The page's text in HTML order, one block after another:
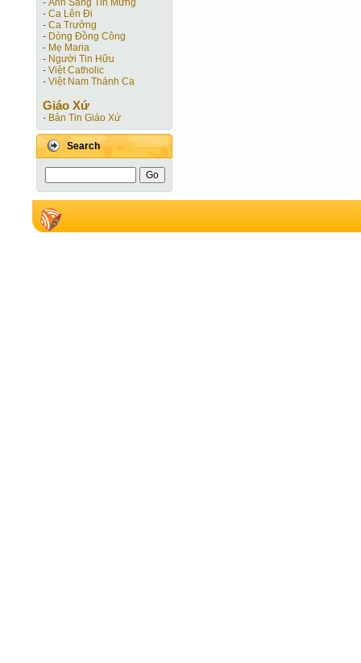
- Ánh Sáng Tin Mừng
- Ca Lên Đi
- Ca Trưởng
- Dòng Đồng Công
- Mẹ Maria
- Người Tin Hữu
- Việt Catholic
- Việt Nam Thánh Ca
Giáo Xứ
- Bản Tin Giáo Xứ
Search